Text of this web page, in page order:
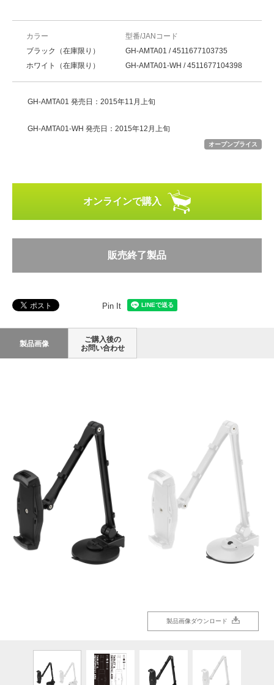
カラー
型番/JANコード
ブラック（在庫限り）
GH-AMTA01 / 4511677103735
ホワイト（在庫限り）
GH-AMTA01-WH / 4511677104398
GH-AMTA01 発売日：2015年11月上旬
GH-AMTA01-WH 発売日：2015年12月上旬
オープンプライス
オンラインで購入
販売終了製品
Pin It
製品画像
ご購入後の
お問い合わせ
製品画像ダウンロード
製品画像ダウンロード
製品画像ダウンロード
製品画像ダウンロード